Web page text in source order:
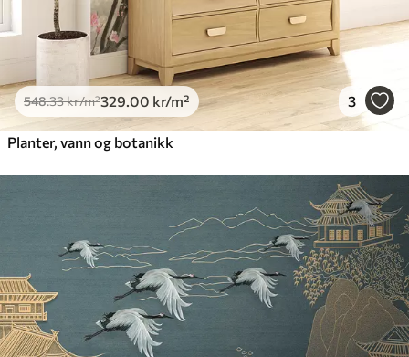
Peel and Stick
925.00555.00kr
548.33kr/m²329.00 kr/m² 3
Planter, vann og botanikk